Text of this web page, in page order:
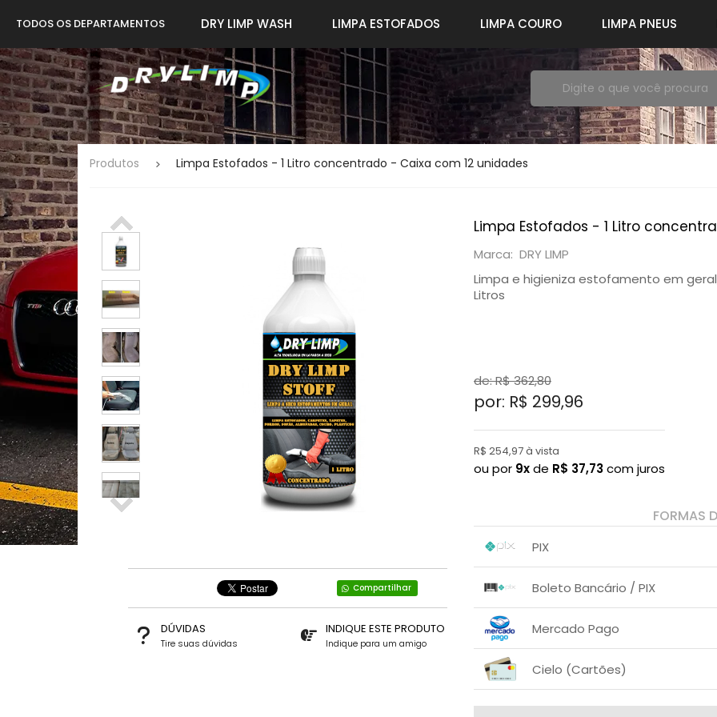
TODOS OS DEPARTAMENTOS DRY LIMP WASH LIMPA ESTOFADOS LIMPA COURO LIMPA PNEUS
Produtos Limpa Estofados - 1 Litro concentrado - Caixa com 12 unidades
Compartilhar
DÚVIDAS
Tire suas dúvidas
INDIQUE ESTE PRODUTO
Indique para um amigo
Limpa Estofados - 1 Litro
Marca: DRY LIMP
Limpa e higieniza estofamento em
Litros
de: R$362,80
por: R$ 299,96
R$ 254,97 à vista
ou por 9xde R$ 37,73com juros
FORMAS
PIX
....
Boleto Bancário / PIX
Mercado Pago
2x com juros de R$ 153,56
Cielo (Cartões)